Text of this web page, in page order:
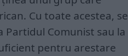
Cu toate acestea, se
Comunist sau la
pentru arestare